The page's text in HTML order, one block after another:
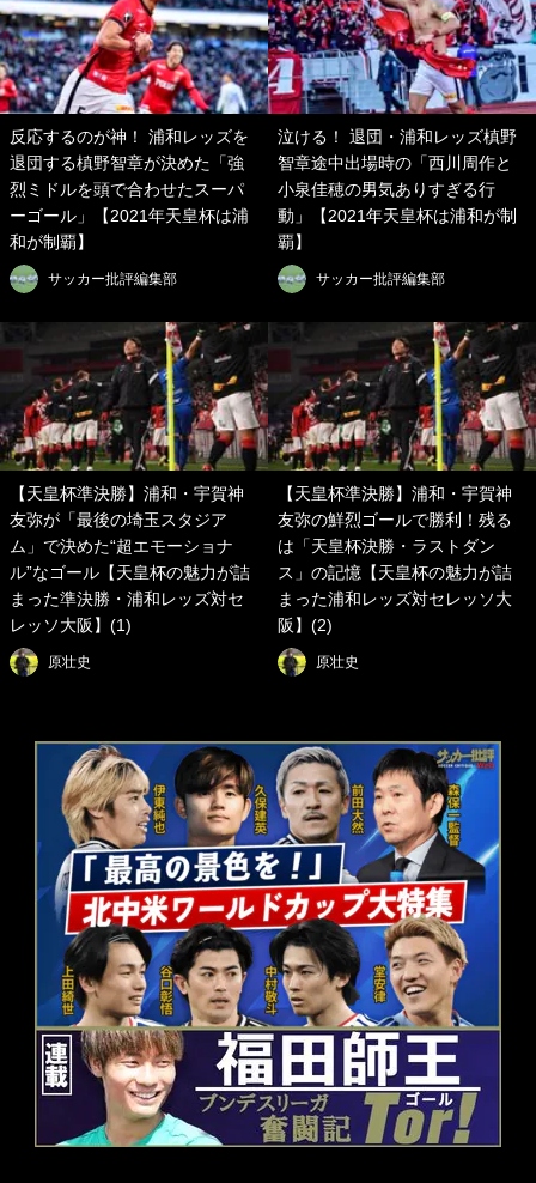
反応するのが神！ 浦和レッズを
退団する槙野智章が決めた「強
烈ミドルを頭で合わせたスーパ
ーゴール」【2021年天皇杯は浦
和が制覇】
サッカー批評編集部
泣ける！ 退団・浦和レッズ槙野
智章途中出場時の「西川周作と
小泉佳穂の男気ありすぎる行
動」【2021年天皇杯は浦和が制
覇】
サッカー批評編集部
【天皇杯準決勝】浦和・宇賀神
友弥が「最後の埼玉スタジア
ム」で決めた“超エモーショナ
ル”なゴール【天皇杯の魅力が詰
まった準決勝・浦和レッズ対セ
レッソ大阪】(1)
原壮史
【天皇杯準決勝】浦和・宇賀神
友弥の鮮烈ゴールで勝利！残る
は「天皇杯決勝・ラストダン
ス」の記憶【天皇杯の魅力が詰
まった浦和レッズ対セレッソ大
阪】(2)
原壮史